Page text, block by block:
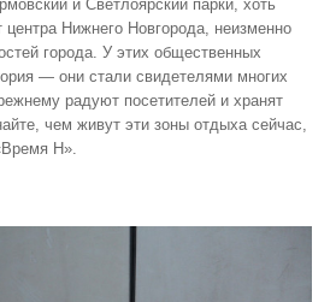
и Светлоярский парки, хоть
Нижнего Новгорода, неизменно
города. У этих общественных
— они стали свидетелями многих
радуют посетителей и хранят
чем живут эти зоны отдыха сейчас,
Н».